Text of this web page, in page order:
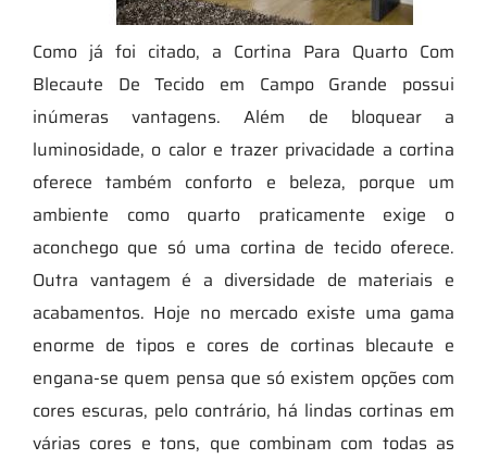
Como já foi citado, a Cortina Para Quarto Com
Blecaute De Tecido em Campo Grande possui
inúmeras vantagens. Além de bloquear a
luminosidade, o calor e trazer privacidade a cortina
oferece também conforto e beleza, porque um
ambiente como quarto praticamente exige o
aconchego que só uma cortina de tecido oferece.
Outra vantagem é a diversidade de materiais e
acabamentos. Hoje no mercado existe uma gama
enorme de tipos e cores de cortinas blecaute e
engana-se quem pensa que só existem opções com
cores escuras, pelo contrário, há lindas cortinas em
várias cores e tons, que combinam com todas as